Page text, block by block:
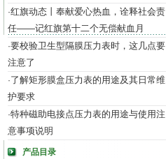
·红旗动态丨奉献爱心热血，诠释社会责
任——记红旗第十二个无偿献血月
·要校验卫生型隔膜压力表时，这几点要
注意了
·了解矩形膜盒压力表的用途及其日常维
护要求
·特种磁助电接点压力表的用途与使用注
意事项说明
产品目录